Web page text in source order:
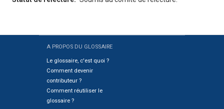
SitemapA PROPOS DU GLOSSAIRE
Le glossaire, c'est quoi ?
Comment devenir
contributeur ?
Comment réutiliser le
glossaire ?